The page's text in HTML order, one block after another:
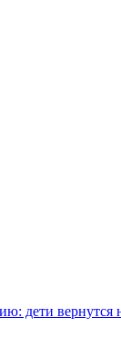
дети вернутся